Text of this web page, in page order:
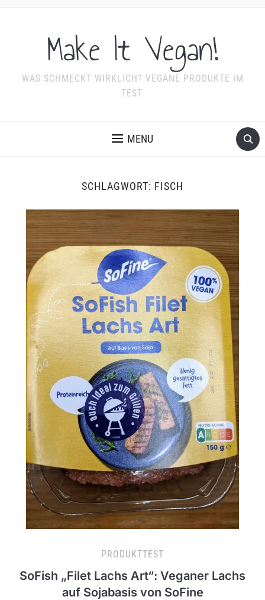
Make It Vegan!
WAS SCHMECKT WIRKLICH? VEGANE PRODUKTE IM
TEST.
MENU
SCHLAGWORT: FISCH
PRODUKTTEST
SoFish „Filet Lachs Art“: Veganer Lachs
auf Sojabasis von SoFine